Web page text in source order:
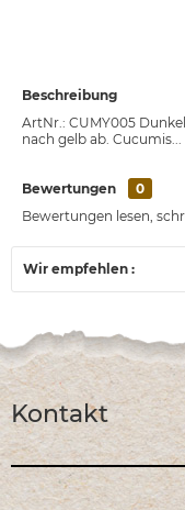
Beschreibung
ArtNr.: CUMY005
nach gelb ab. Cucumis...
Bewertungen
0
Bewertungen lesen,
Wir empfehlen :
Kontakt